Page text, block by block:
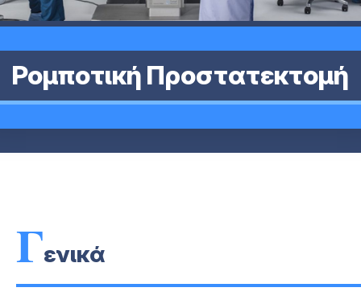
Ρομποτική Προστατεκτομή
Γενικά